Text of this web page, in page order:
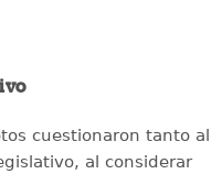
cuestionaron tanto al
al considerar